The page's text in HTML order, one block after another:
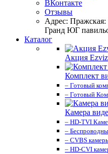
ВКонтакте
Отзывы
Адрес:
Гранд ЮГ
Каталог
Акция Ezviz
Комплект
– Готовый
– Готовый
Камера
– HD-TVI
–
– CVBS
– HD-CVI